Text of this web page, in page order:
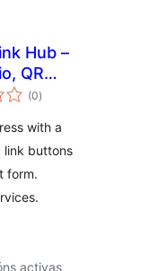
Hub –
QR
(0valoracións
totais
)
with a
link buttons
form.
activas